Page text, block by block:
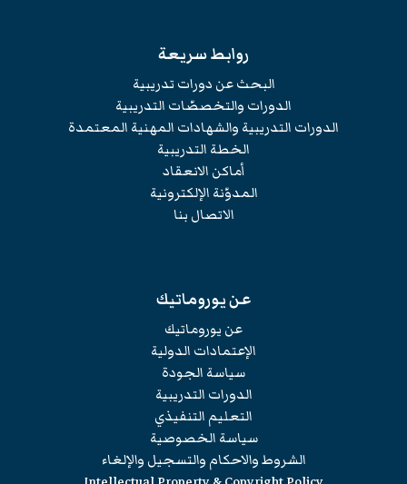
روابط سريعة
البحث عن دورات تدريبية
الدورات والتخصصّات التدريبية
الدورات التدريبية والشهادات المهنية المعتمدة
الخطة التدريبية
أماكن الانعقاد
المدوّنة الإلكترونية
الاتصال بنا
عن يوروماتيك
عن يوروماتيك
الإعتمادات الدولية
سياسة الجودة
الدورات التدريبية
التعليم التنفيذي
سياسة الخصوصية
الشروط والاحكام والتسجيل والإلغاء